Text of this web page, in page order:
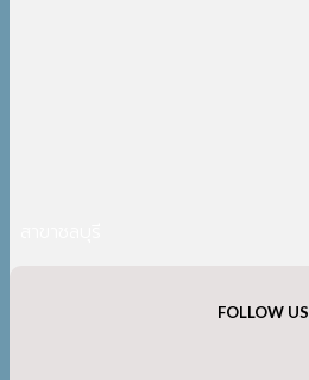
FOLLOW US